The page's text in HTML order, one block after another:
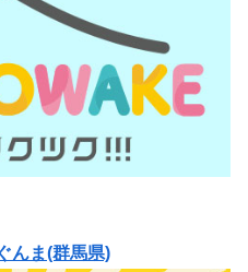
んま(群馬県)